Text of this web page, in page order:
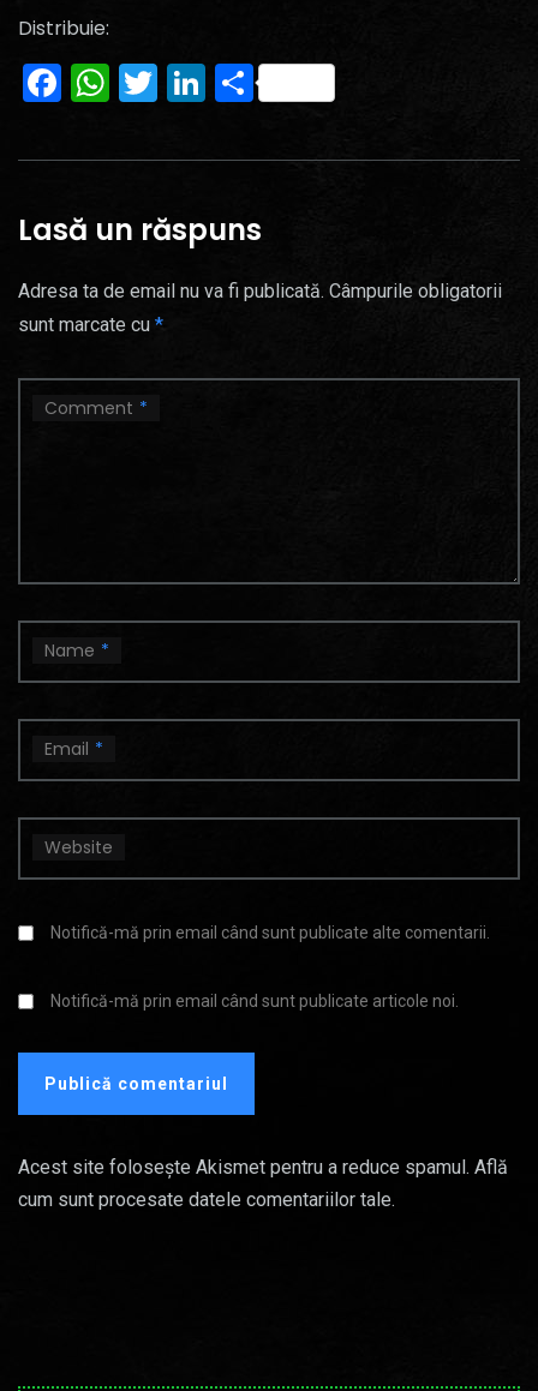
Distribuie:
Facebook
WhatsApp
Twitter
LinkedIn
Partajează
Lasă un răspuns
Adresa ta de email nu va fi publicată. Câmpurile obligatorii
sunt marcate cu *
Comment *
Name *
Email *
Website
Notifică-mă prin email când sunt publicate alte comentarii.
Notifică-mă prin email când sunt publicate articole noi.
Acest site folosește Akismet pentru a reduce spamul. Află
cum sunt procesate datele comentariilor tale.